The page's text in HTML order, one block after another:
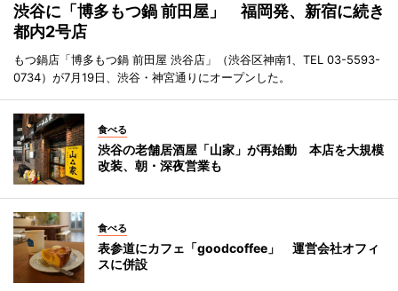
渋谷に「博多もつ鍋 前田屋」 福岡発、新宿に続き
都内2号店
もつ鍋店「博多もつ鍋 前田屋 渋谷店」（渋谷区神南1、TEL 03-5593-
0734）が7月19日、渋谷・神宮通りにオープンした。
食べる
渋谷の老舗居酒屋「山家」が再始動 本店を大規模
改装、朝・深夜営業も
食べる
表参道にカフェ「goodcoffee」 運営会社オフィ
スに併設